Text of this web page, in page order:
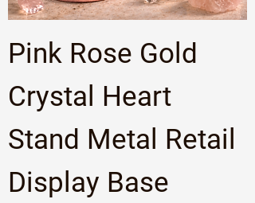
Pink Rose Gold
Crystal Heart
Stand Metal Retail
Display Base